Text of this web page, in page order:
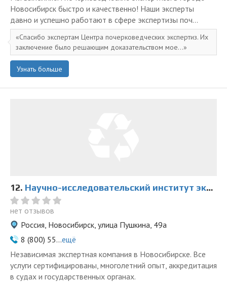
Новосибирск быстро и качественно! Наши эксперты
давно и успешно работают в сфере экспертизы поч...
Спасибо экспертам Центра почерковедческих экспертиз. Их
заключение было решающим доказательством мое...
Узнать больше
12. Научно-исследовательский институт экспертиз в Новосибирске
нет отзывов
Россия, Новосибирск, улица Пушкина, 49а
8 (800) 55...ещё
Независимая экспертная компания в Новосибирске. Все
услуги сертифицированы, многолетний опыт, аккредитация
в судах и государственных органах.